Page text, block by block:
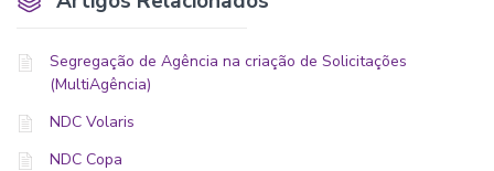
Segregação de Agência na criação de Solicitações
(MultiAgência)
NDC Volaris
NDC Copa